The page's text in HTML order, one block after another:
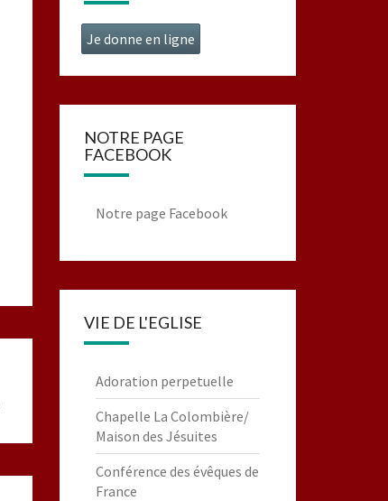
Je donne en ligne
NOTRE PAGE
FACEBOOK
Notre page Facebook
VIE DE L'EGLISE
Adoration perpetuelle
Chapelle La Colombière/
Maison des Jésuites
Conférence des évêques de
France